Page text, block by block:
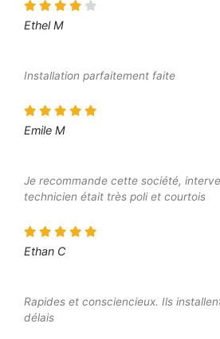
Ethel M
Installation parfaitement faite
Emile M
Je recommande cette société,
technicien était très poli et courtois
Ethan C
Rapides et consciencieux. Ils
délais